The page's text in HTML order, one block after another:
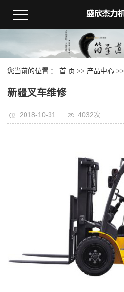
您当前的位置 ： 首 页 >> 产品中心 >>
新疆叉车维修
2018-10-31 4032次